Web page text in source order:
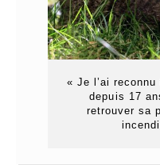
« Je l’ai
depuis 17
retrouver sa